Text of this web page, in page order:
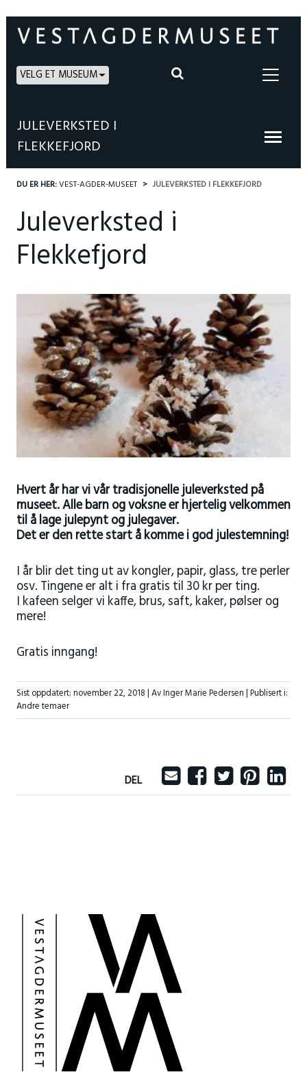
VELG ET MUSEUM
JULEVERKSTED I
FLEKKEFJORD
DU ER HER:VEST-AGDER-MUSEET JULEVERKSTED I FLEKKEFJORD
Juleverksted i
Flekkefjord
Hvert år har vi vår tradisjonelle juleverksted på
museet. Alle barn og voksne er hjertelig velkommen
til å lage julepynt og julegaver.
Det er den rette start å komme i god julestemning!
I år blir det ting ut av kongler, papir, glass, tre perler
osv. Tingene er alt i fra gratis til 30 kr per ting.
I kafeen selger vi kaffe, brus, saft, kaker, pølser og
mere!
Gratis inngang!
Sist oppdatert:november 22, 2018| Av Inger Marie Pedersen |Publisert i:
Andre temaer
DEL